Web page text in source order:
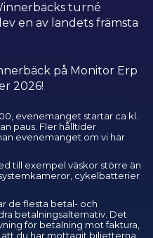
turné
en av landets främsta
på Monitor Erp
2026!
evenemanget startar ca kl.
paus. Fler hålltider
evenemanget om vi har
till exempel väskor större än
cykelbatterier
de flesta betal- och
betalningsalternativ. Det
för betalning mot faktura,
du har mottagit biljetterna,